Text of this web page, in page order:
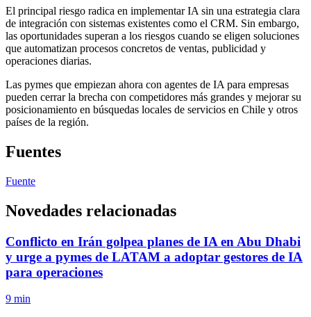
El principal riesgo radica en implementar IA sin una estrategia clara
de integración con sistemas existentes como el CRM. Sin embargo,
las oportunidades superan a los riesgos cuando se eligen soluciones
que automatizan procesos concretos de ventas, publicidad y
operaciones diarias.
Las pymes que empiezan ahora con agentes de IA para empresas
pueden cerrar la brecha con competidores más grandes y mejorar su
posicionamiento en búsquedas locales de servicios en Chile y otros
países de la región.
Fuentes
Fuente
Novedades relacionadas
Conflicto en Irán golpea planes de IA en Abu Dhabi
y urge a pymes de LATAM a adoptar gestores de IA
para operaciones
9 min